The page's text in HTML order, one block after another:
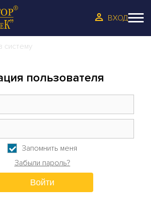
ВХОД
систему
пользователя
Запомнить меня
Забыли пароль?
Войти